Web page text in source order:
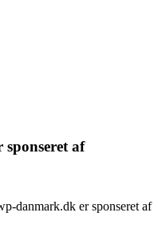
af
danmark.dk er sponseret af